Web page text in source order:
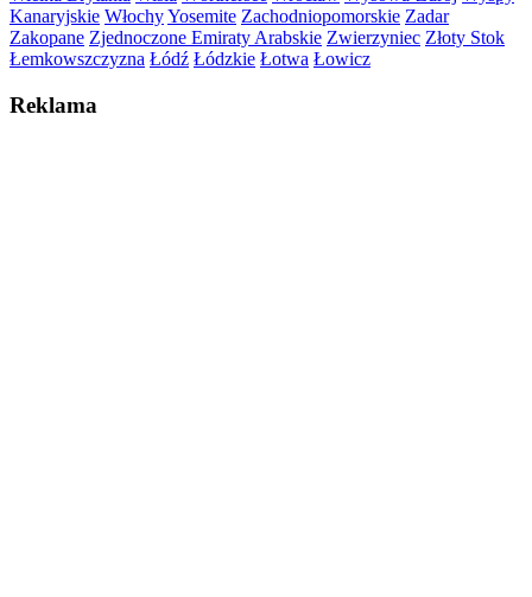
Kanaryjskie WłochyYosemite Zachodniopomorskie Zadar
Zakopane Zjednoczone Emiraty Arabskie Zwierzyniec Złoty Stok
Łemkowszczyzna Łódź Łódzkie Łotwa Łowicz
Reklama